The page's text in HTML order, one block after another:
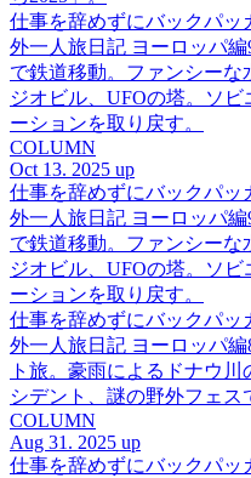
仕事を辞めずにバックパ
外一人旅日記 ヨーロッパ
で鉄道移動。ファンシーな
ジオビル、UFOの塔。ソ
ーションを取り戻す。
COLUMN
Oct 13. 2025 up
仕事を辞めずにバックパ
外一人旅日記 ヨーロッパ
で鉄道移動。ファンシーな
ジオビル、UFOの塔。ソ
ーションを取り戻す。
仕事を辞めずにバックパ
外一人旅日記 ヨーロッパ
ト旅。豪雨によるドナウ
シデント、謎の野外フェス
COLUMN
Aug 31. 2025 up
仕事を辞めずにバックパ